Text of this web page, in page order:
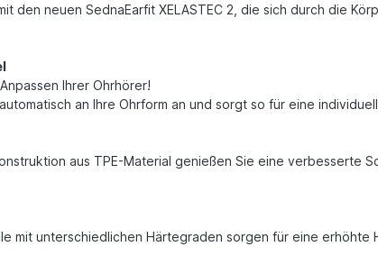
den neuen SednaEarfit XELASTEC 2, die sich durch die
Ihrer Ohrhörer!
an Ihre Ohrform an und sorgt so für eine
aus TPE-Material genießen Sie eine verbesserte
mit unterschiedlichen Härtegraden sorgen für eine